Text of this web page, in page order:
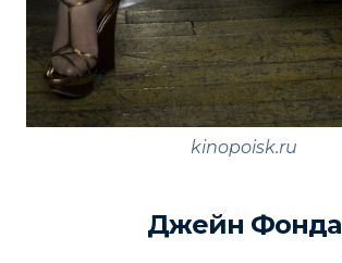
kinopoisk.ru
Джейн Фонда